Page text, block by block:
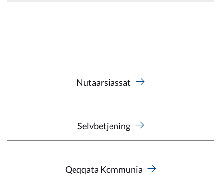
Nutaarsiassat
Selvbetjening
Qeqqata Kommunia